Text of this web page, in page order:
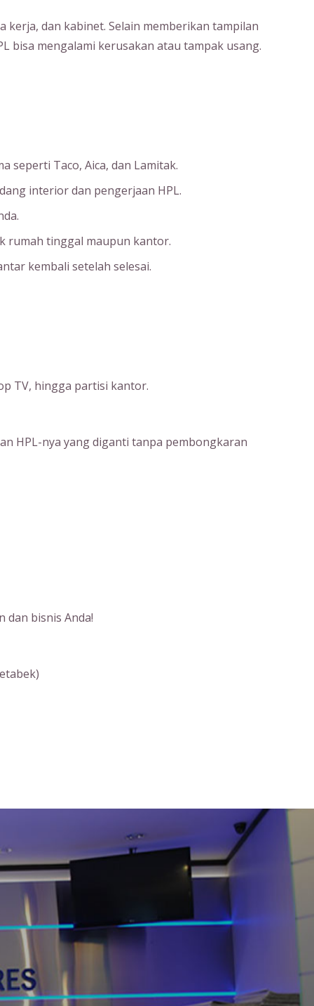
dan kabinet. Selain memberikan tampilan
bisa mengalami kerusakan atau tampak usang.
seperti Taco, Aica, dan Lamitak.
interior dan pengerjaan HPL.
rumah tinggal maupun kantor.
kembali setelah selesai.
TV, hingga partisi kantor.
HPL-nya yang diganti tanpa pembongkaran
dan bisnis Anda!